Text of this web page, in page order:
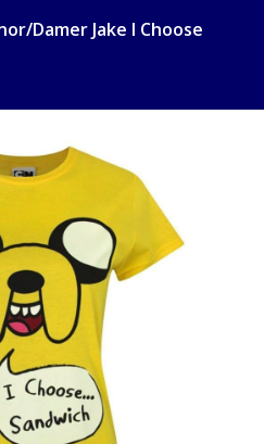
Damer Jake I Choose